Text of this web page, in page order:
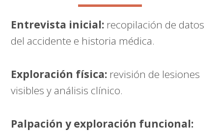
Entrevista inicial: recopilación de datos
del accidente e historia médica.
Exploración física: revisión de lesiones
visibles y análisis clínico.
Palpación y exploración funcional: